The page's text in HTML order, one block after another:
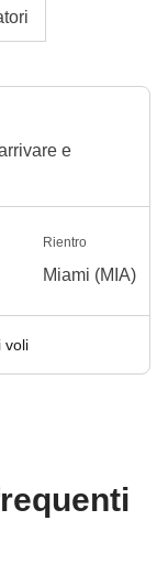
e
Rientro
Miami (MIA)
voli